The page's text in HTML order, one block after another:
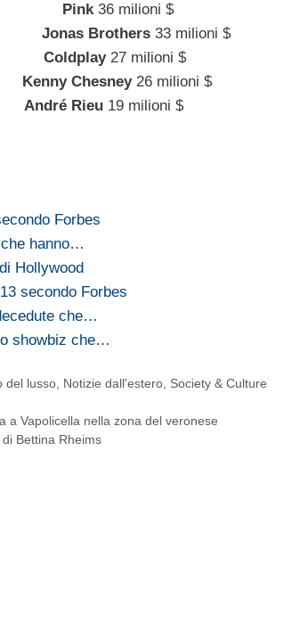
$ Pink36 milioni $
$ Jonas Brothers 33 milioni $
$ Coldplay27 milioni $
Kenny Chesney26 milioni $
André Rieu 19 milioni $
Forbes
hanno…
Hollywood
secondo Forbes
che…
showbiz che…
del lusso Notizie dall'estero Society & Culture
a Vapolicella nella zona del veronese
Bettina Rheims